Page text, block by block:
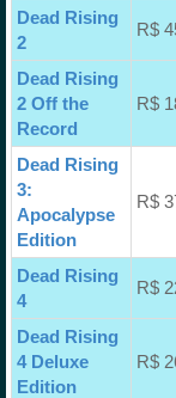
Dead Rising
2
R$
Dead Rising
2 Off the
Record
R$
Dead Rising
3:
Apocalypse
Edition
R$
Dead Rising
4
R$
Dead Rising
4 Deluxe
Edition
R$